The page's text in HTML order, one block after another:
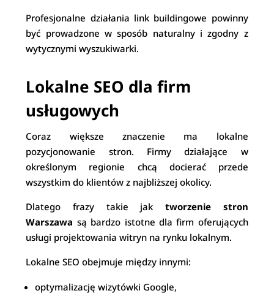
Profesjonalne działania link buildingowe powinny
być prowadzone w sposób naturalny i zgodny z
wytycznymi wyszukiwarki.
Lokalne SEO dla firm
usługowych
Coraz większe znaczenie ma lokalne
pozycjonowanie stron. Firmy działające w
określonym regionie chcą docierać przede
wszystkim do klientów z najbliższej okolicy.
Dlatego frazy takie jak tworzenie stron
Warszawa są bardzo istotne dla firm oferujących
usługi projektowania witryn na rynku lokalnym.
Lokalne SEO obejmuje między innymi:
optymalizację wizytówki Google,